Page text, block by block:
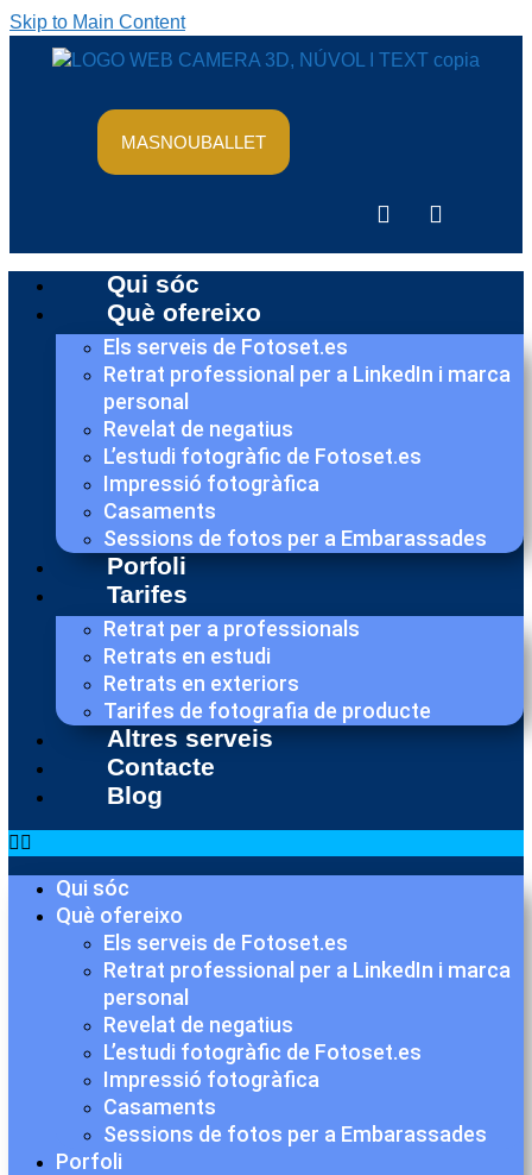
Skip to Main Content
MASNOUBALLET
Qui sóc
Què ofereixo
Els serveis de Fotoset.es
Retrat professional per a LinkedIn i marca
personal
Revelat de negatius
L’estudi fotogràfic de Fotoset.es
Impressió fotogràfica
Casaments
Sessions de fotos per a Embarassades
Porfoli
Tarifes
Retrat per a professionals
Retrats en estudi
Retrats en exteriors
Tarifes de fotografia de producte
Altres serveis
Contacte
Blog
Qui sóc
Què ofereixo
Els serveis de Fotoset.es
Retrat professional per a LinkedIn i marca
personal
Revelat de negatius
L’estudi fotogràfic de Fotoset.es
Impressió fotogràfica
Casaments
Sessions de fotos per a Embarassades
Porfoli